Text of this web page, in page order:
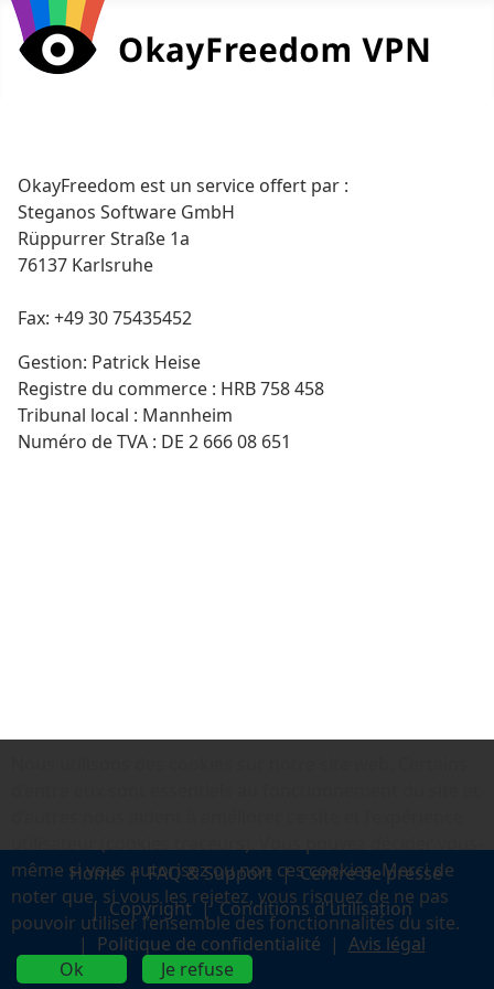
OkayFreedom est un service offert par :
Steganos Software GmbH
Rüppurrer Straße 1a
76137 Karlsruhe
Fax: +49 30 75435452
Gestion: Patrick Heise
Registre du commerce : HRB 758 458
Tribunal local : Mannheim
Numéro de TVA : DE 2 666 08 651
Home FAQ & Support
Centre de presse
Copyright
Conditions d'utilisation
Politique de confidentialité
Avis légal
même si vous autorisez ou non ces cookies. Merci de
noter que, si vous les rejetez, vous risquez de ne pas
pouvoir utiliser l’ensemble des fonctionnalités du site.
Ok
Je refuse